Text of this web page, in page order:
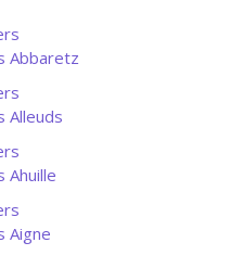
Abbaretz
Alleuds
Ahuille
Aigne